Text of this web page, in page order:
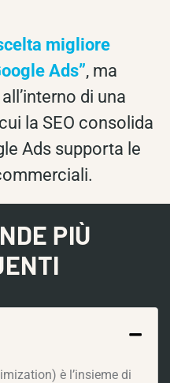
migliore
Ads”, ma
all’interno di una
la SEO consolida
Ads supporta le
PIÙ
è l’insieme di